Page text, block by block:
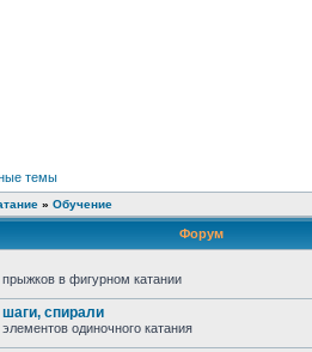
темы
» Обучение
Форум
в фигурном катании
спирали
одиночного катания